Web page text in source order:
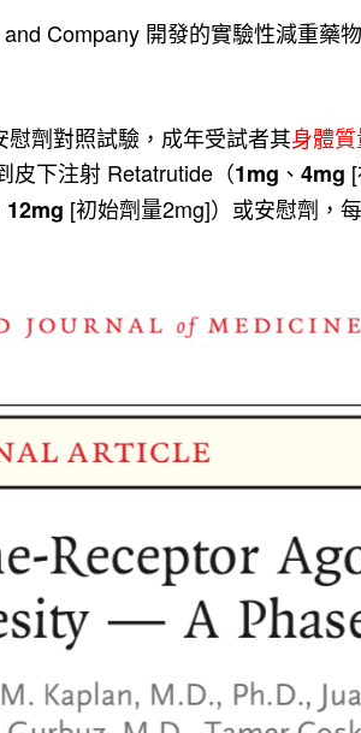
Company 開發的實驗性減重藥
劑對照試驗，成年受試者其身體
皮下注射 Retatrutide（1mg 、4mg
12mg [初始劑量2mg]）或安慰劑，